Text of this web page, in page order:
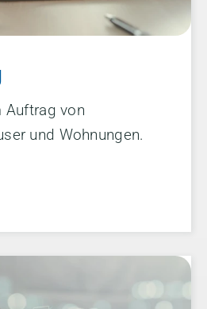
Auftrag von
und Wohnungen.